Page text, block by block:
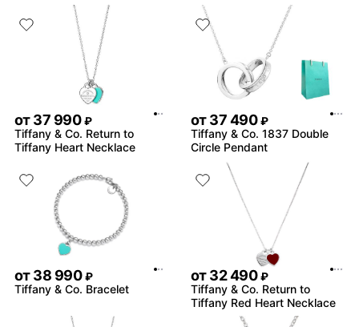
от37 990 ₽
Tiffany & Co. Return to
Tiffany Heart Necklace
от37 490 ₽
Tiffany & Co. 1837 Double
Circle Pendant
от38 990 ₽
Tiffany & Co. Bracelet
от32 490 ₽
Tiffany & Co. Return to
Tiffany Red Heart Necklace